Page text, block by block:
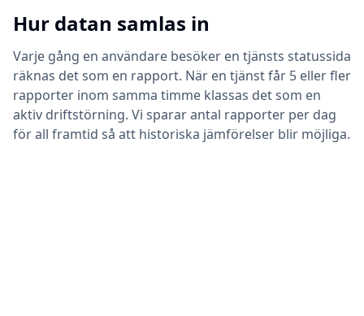
Hur datan samlas in
Varje gång en användare besöker en tjänsts statussida
räknas det som en rapport. När en tjänst får 5 eller fler
rapporter inom samma timme klassas det som en
aktiv driftstörning. Vi sparar antal rapporter per dag
för all framtid så att historiska jämförelser blir möjliga.